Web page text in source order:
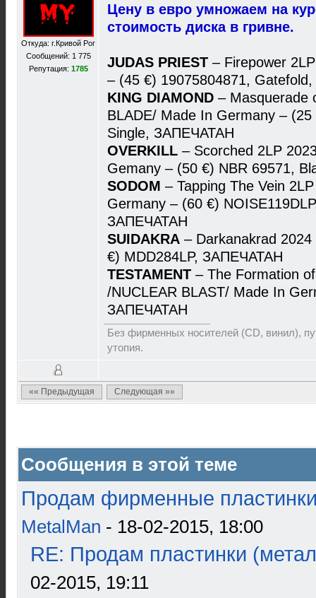
Откуда: г.Кривой Рог
Сообщений: 1 775
Репутация: 1785
Цену в евро умножаем на
стоимость диска в гривне.
JUDAS PRIEST – Firepower
– (45 €) 19075804871,
KING DIAMOND – Masquerade
BLADE/ Made In Germany –
Single, ЗАПЕЧАТАН
OVERKILL – Scorched 2LP
Gemany – (50 €) NBR 69571,
SODOM – Tapping The Vein
Germany – (60 €)
ЗАПЕЧАТАН
SUIDAKRA – Darkanakrad
€) MDD284LP, ЗАПЕЧАТАН
TESTAMENT – The Formation
/NUCLEAR BLAST/ Made In
ЗАПЕЧАТАН
Без фирменных носителей (CD, винил),
утопия.
«« Предыдущая Следующая »»
Сообщения в этой теме
Продам фирменные
MetalMan - 18-02-2015, 18:00
RE: Продам пластинки
02-2015, 19:11